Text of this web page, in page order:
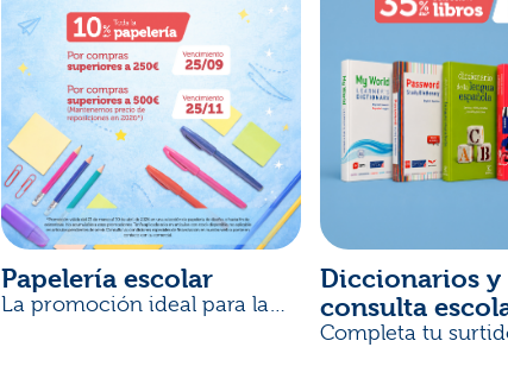
Papelería escolar
La promoción ideal para la
Diccionarios y
consulta
Completa tu